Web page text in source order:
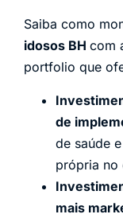
Saiba como
idosos BH com
portfolio que
de
de saúde
própria no
mais